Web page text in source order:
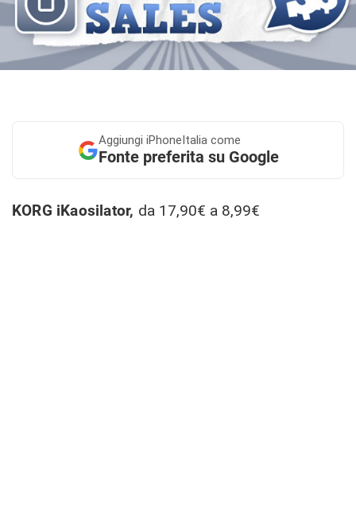
Aggiungi iPhoneItalia come
Fonte preferita su Google
KORG iKaosilator, da 17,90€ a 8,99€